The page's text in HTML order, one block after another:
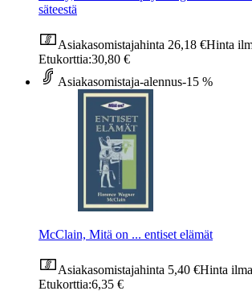
säteestä
Asiakasomistajahinta 26,18 €Hinta
Etukorttia:30,80 €
Asiakasomistaja-alennus-15 %
McClain, Mitä on ... entiset elämät
Asiakasomistajahinta 5,40 €Hinta
Etukorttia:6,35 €